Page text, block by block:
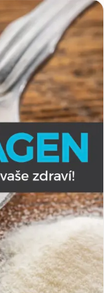
svalov,
športovec